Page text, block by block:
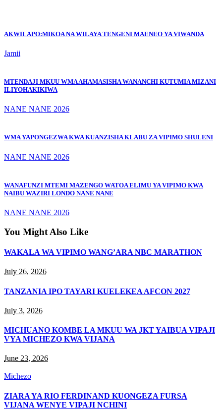
AKWILAPO:MIKOA NA WILAYA TENGENI MAENEO YA VIWANDA
Jamii
MTENDAJI MKUU WMA AHAMASISHA WANANCHI KUTUMIA MIZANI
ILIYOHAKIKIWA
NANE NANE 2026
WMA YAPONGEZWA KWA KUANZISHA KLABU ZA VIPIMO SHULENI
NANE NANE 2026
WANAFUNZI MTEMI MAZENGO WATOA ELIMU YA VIPIMO KWA
NAIBU WAZIRI LONDO NANE NANE
NANE NANE 2026
You Might Also Like
WAKALA WA VIPIMO WANG’ARA NBC MARATHON
July 26, 2026
TANZANIA IPO TAYARI KUELEKEA AFCON 2027
July 3, 2026
MICHUANO KOMBE LA MKUU WA JKT YAIBUA VIPAJI
VYA MICHEZO KWA VIJANA
June 23, 2026
Michezo
ZIARA YA RIO FERDINAND KUONGEZA FURSA
VIJANA WENYE VIPAJI NCHINI